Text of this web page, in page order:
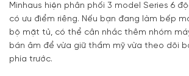
Minhaus hiện phân phối 3 model Series 6
có ưu điểm riêng. Nếu bạn đang làm bếp
bộ mặt tủ, có thể cân nhắc thêm nhóm
bán âm để vừa giữ thẩm mỹ vừa theo dõi
phía trước.